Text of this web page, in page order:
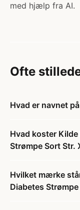
med hjælp fra AI.
Ofte
Hvad er navnet
Hvad koster
Strømpe Sort
Hvilket mærke
Diabetes